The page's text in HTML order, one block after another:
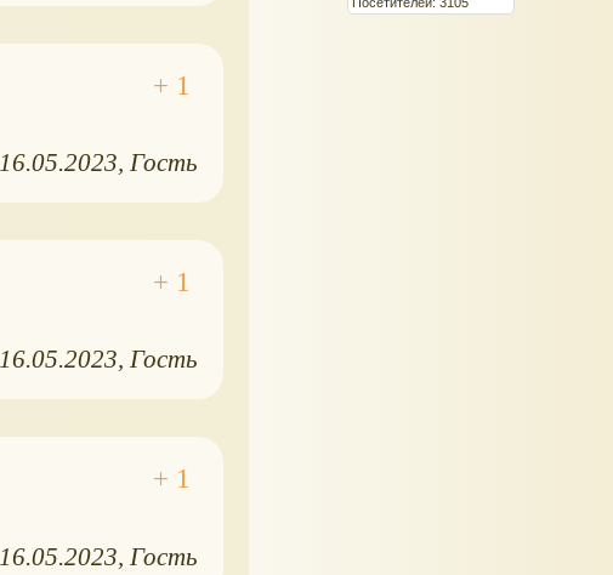
16.05.2023 Гость
16.05.2023 Гость
16.05.2023 Гость